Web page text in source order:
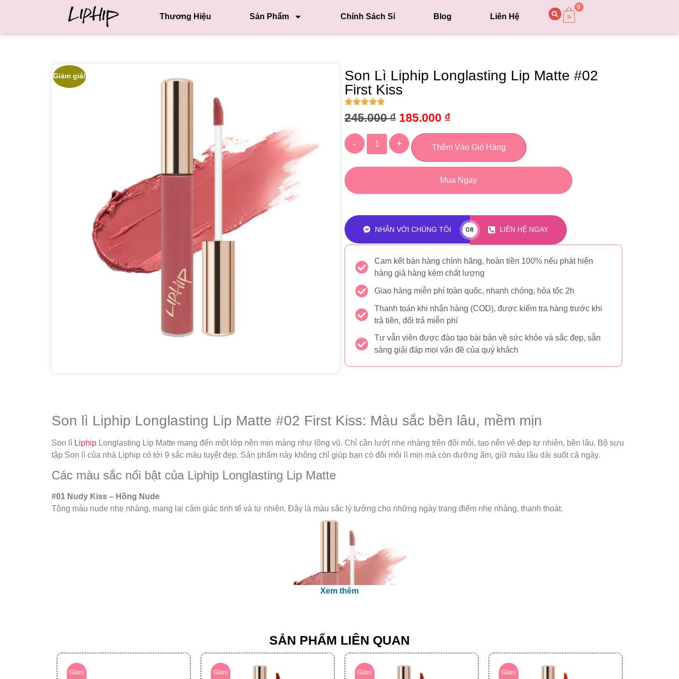
Thương Hiệu Sản Phẩm Chính Sách Sỉ Blog Liên Hệ
0
Giảm giá!
Son Lì Liphip Longlasting Lip Matte #02
First Kiss
245.000₫ 185.000 ₫
- + Thêm Vào Giỏ Hàng
Mua Ngay
NHẮN VỚI CHÚNG TÔI OR LIÊN HỆ NGAY
Cam kết bán hàng chính hãng, hoàn tiền 100% nếu phát hiện
hàng giả hàng kém chất lượng
Giao hàng miễn phí toàn quốc, nhanh chóng, hỏa tốc 2h
Thanh toán khi nhận hàng (COD), được kiểm tra hàng trước khi
trả tiền, đổi trả miễn phí
Tư vẫn viên được đào tạo bài bản về sức khỏe và sắc đẹp, sẫn
sàng giải đáp mọi vấn đề của quý khách
Son lì Liphip Longlasting Lip Matte #02 First Kiss: Màu sắc bền lâu, mềm mịn
Son lì Liphip Longlasting Lip Matte mang đến một lớp nền mịn màng như lông vũ. Chỉ cần lướt nhẹ nhàng trên đôi môi, tạo nên vẻ đẹp tự nhiên, bền lâu. Bộ sưu
tập Son lì của nhà Liphip có tới 9 sắc màu tuyệt đẹp. Sản phẩm này không chỉ giúp bạn có đôi môi lì mịn mà còn dưỡng ẩm, giữ màu lâu dài suốt cả ngày.
Các màu sắc nổi bật của Liphip Longlasting Lip Matte
#01 Nudy Kiss – Hồng Nude
Tông màu nude nhẹ nhàng, mang lại cảm giác tinh tế và tự nhiên. Đây là màu sắc lý tưởng cho những ngày trang điểm nhẹ nhàng, thanh thoát.
Xem thêm
SẢN PHẨM LIÊN QUAN
Giảm Giảm Giảm Giảm